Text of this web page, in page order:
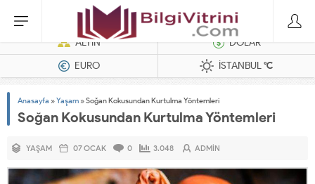
Dizel Jeneratörler
ALTIN
DOLAR
EURO
İSTANBUL°C
Anasayfa »Yaşam »Soğan Kokusundan Kurtulma Yöntemleri
Soğan Kokusundan Kurtulma Yöntemleri
YAŞAM 07 OCAK 0 3.048 ADMIN